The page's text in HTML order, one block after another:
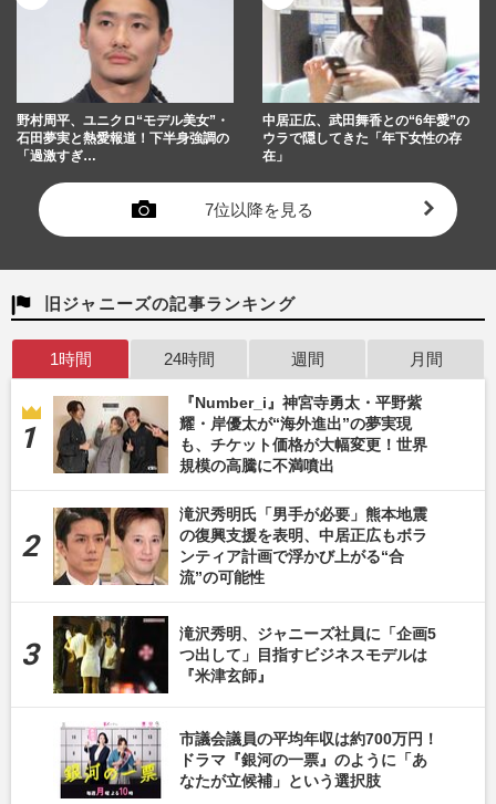
野村周平、ユニクロ“モデル美女”・
石田夢実と熱愛報道！下半身強調の
「過激すぎ…
中居正広、武田舞香との“6年愛”の
ウラで隠してきた「年下女性の存
在」
7位以降を見る
旧ジャニーズの記事ランキング
1時間 24時間 週間 月間
『Number_i』神宮寺勇太・平野紫
耀・岸優太が“海外進出”の夢実現
も、チケット価格が大幅変更！世界
規模の高騰に不満噴出
滝沢秀明氏「男手が必要」熊本地震
の復興支援を表明、中居正広もボラ
ンティア計画で浮かび上がる“合
流”の可能性
滝沢秀明、ジャニーズ社員に「企画5
つ出して」目指すビジネスモデルは
『米津玄師』
市議会議員の平均年収は約700万円！
ドラマ『銀河の一票』のように「あ
なたが立候補」という選択肢